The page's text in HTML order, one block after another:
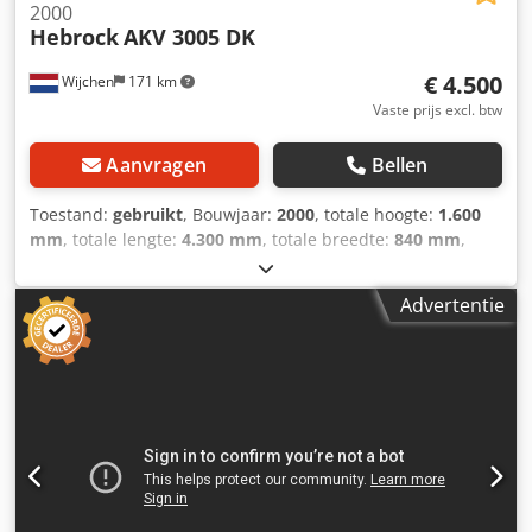
Wijchen 171 km
2000
HebrockAKV 3005 DK
€ 4.500
Vaste prijs excl. btw
Aanvragen Bellen
Toestand: gebruikt, Bouwjaar: 2000, totale hoogte: 1.600
mm, totale lengte: 4.300 mm, totale breedte: 840 mm,
Kleur: Grijs Gewicht: 1.500 kg - Bijzonderheden: - └
Omschrijving: Machine heeft reparatie nodig - Bouwjaar:
2000 - Documentatie aanwezig: Nee - CE certificaat
aanwezig: Nee - Serienummer: 404 - Aantal units [st.]: 6 - └
1e Unittype: Lijmunit - - Gereedschap aanwezig: Ja - └ 2e
schraapunit - - Gereedschap aanwezig: Ja - └ 6e Unittype:
Borstelunit - - Gereedschap aanwezig: Ja - Max.
kantbanddikte [mm]: 8 Dksdpfxsykafao Amnsr - Min.
Advertentie